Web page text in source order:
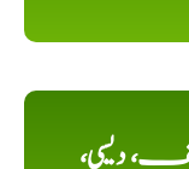
دیسی،